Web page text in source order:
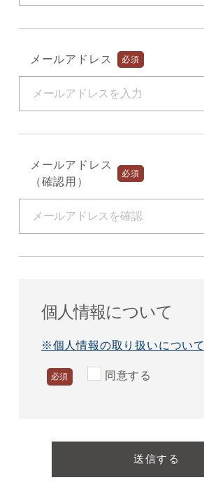
メールアドレス 必須
メールアドレス
（確認用）
必須
個人情報について
※個人情報の取り扱いについて
必須 同意する